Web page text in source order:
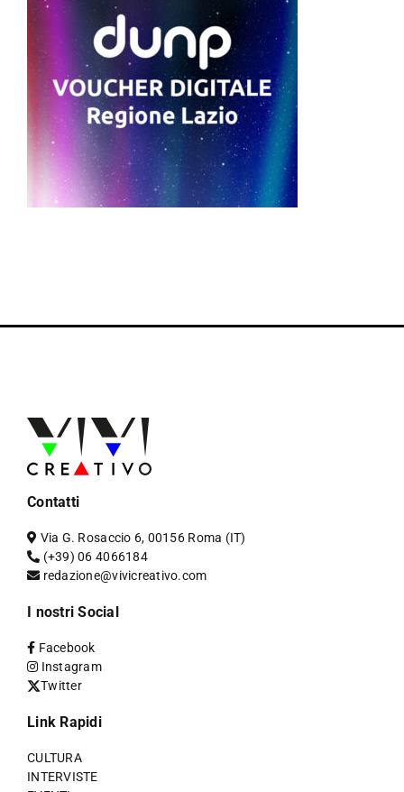
Contatti
Via G. Rosaccio 6, 00156 Roma (IT)
(+39) 06 4066184
redazione@vivicreativo.com
I nostri Social
Facebook
Instagram
Twitter
Link Rapidi
CULTURA
INTERVISTE